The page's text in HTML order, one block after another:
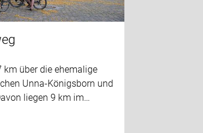
km über die ehemalige
Unna-Königsborn und
liegen 9 km im…